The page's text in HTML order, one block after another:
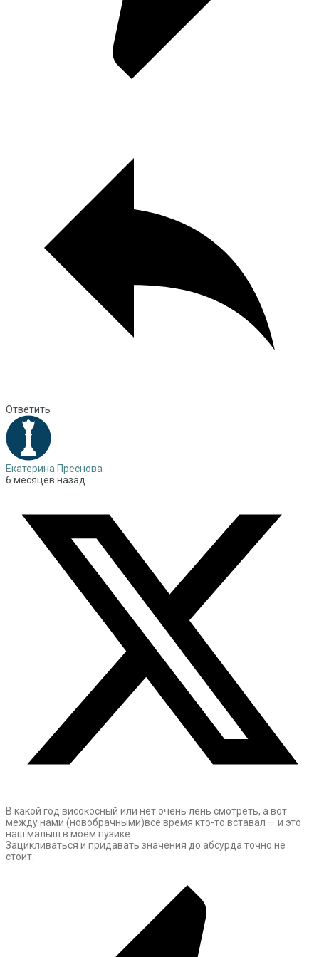
Ответить
Екатерина Преснова
6 месяцев назад
В какой год високосный или нет очень лень смотреть, а вот
между нами (новобрачными)все время кто-то вставал — и это
наш малыш в моем пузике
Зацикливаться и придавать значения до абсурда точно не
стоит.